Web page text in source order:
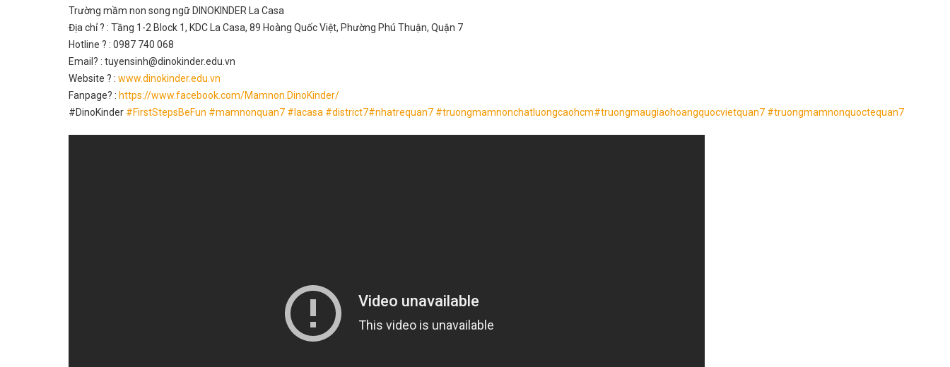
Trường mầm non song ngữ DINOKINDER La Casa
Địa chỉ? : Tầng 1-2 Block 1, KDC La Casa, 89 Hoàng Quốc Việt, Phường Phú Thuận, Quận 7
Hotline ? : 0987 740 068
Email ? : tuyensinh@dinokinder.edu.vn
Website ? : www.dinokinder.edu.vn
Fanpage? : https://www.facebook.com/Mamnon.DinoKinder/
#DinoKinder #FirstStepsBeFun #mamnonquan7 # lacasa #district7#nhatrequan7 #truongmamnonchatluongcaohcm#truongmaugiaohoangquocvietquan7 #truongmamnonquoctequan7